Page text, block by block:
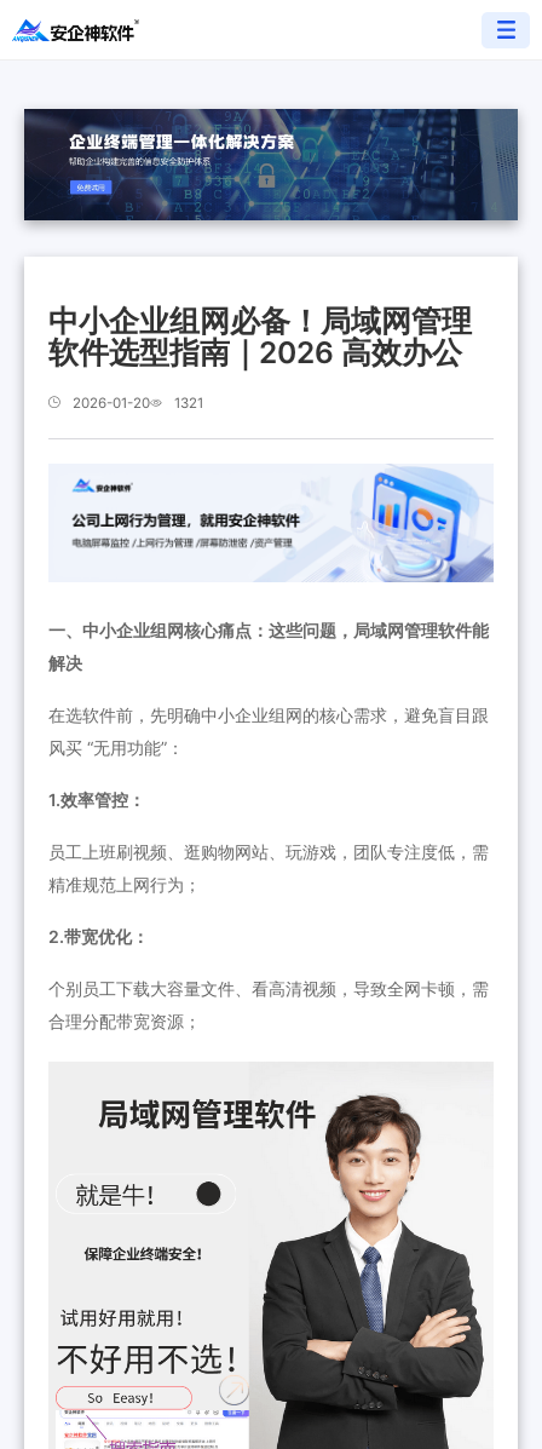
中小企业组网必备！局域网管理
软件选型指南｜2026 高效办公
2026-01-20 1321
一、中小企业组网核心痛点：这些问题，局域网管理软件能
解决
在选软件前，先明确中小企业组网的核心需求，避免盲目跟
风买 “无用功能”：
1.效率管控：
员工上班刷视频、逛购物网站、玩游戏，团队专注度低，需
精准规范上网行为；
2.带宽优化：
个别员工下载大容量文件、看高清视频，导致全网卡顿，需
合理分配带宽资源；